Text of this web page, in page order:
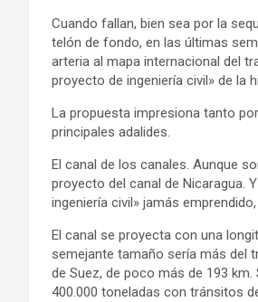
Cuando fallan, bien sea por la
telón de fondo, en las últimas
arteria al mapa internacional del
proyecto de ingeniería civil» de la
La propuesta impresiona tanto
principales adalides.
El canal de los canales. Aunque
proyecto del canal de Nicaragua.
ingeniería civil» jamás
El canal se proyecta con una
semejante tamaño sería más del
de Suez, de poco más de 193
400.000 toneladas con tránsitos